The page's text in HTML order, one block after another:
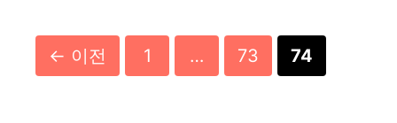
리
← 이전
페
1 …
페
73
페
74